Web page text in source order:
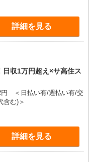
詳細を見る
日収1万円超え×サ高住ス
円 ＜日払い有/週払い有/交
含む)＞
詳細を見る